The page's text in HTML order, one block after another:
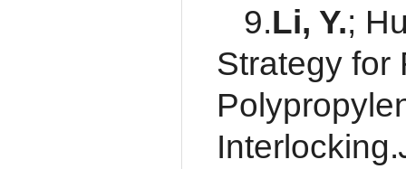
9.Li, Y.;
Strategy for
Interlocking.